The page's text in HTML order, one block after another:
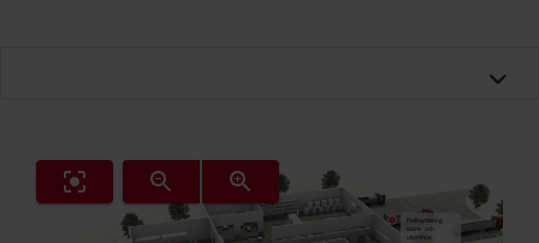
Pallhantering
inom- och
utomhus